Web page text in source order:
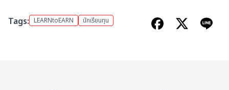
Tags: LEARNtoEARN นักเรียนทุน